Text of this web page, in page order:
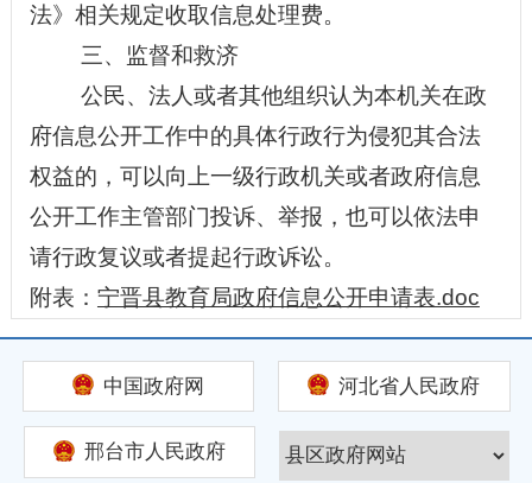
法》相关规定收取信息处理费。
三、监督和救济
公民、法人或者其他组织认为本机关在政
府信息公开工作中的具体行政行为侵犯其合法
权益的，可以向上一级行政机关或者政府信息
公开工作主管部门投诉、举报，也可以依法申
请行政复议或者提起行政诉讼。
附表： 宁晋县教育局政府信息公开申请表.doc
中国政府网 河北省人民政府
邢台市人民政府